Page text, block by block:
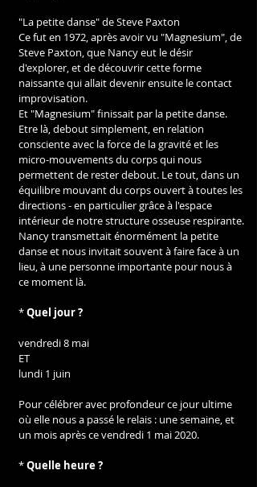
"La petite danse" de Steve Paxton
Ce fut en 1972, après avoir vu "Magnesium", de
Steve Paxton, que Nancy eut le désir
d'explorer, et de découvrir cette forme
naissante qui allait devenir ensuite le contact
improvisation.
Et "Magnesium" finissait par la petite danse.
Etre là, debout simplement, en relation
consciente avec la force de la gravité et les
micro-mouvements du corps qui nous
permettent de rester debout. Le tout, dans un
équilibre mouvant du corps ouvert à toutes les
directions - en particulier grâce à l'espace
intérieur de notre structure osseuse respirante.
Nancy transmettait énormément la petite
danse et nous invitait souvent à faire face à un
lieu, à une personne importante pour nous à
ce moment là.
* Quel jour ?
vendredi 8 mai
ET
lundi 1 juin
Pour célébrer avec profondeur ce jour ultime
où elle nous a passé le relais : une semaine, et
un mois après ce vendredi 1 mai 2020.
* Quelle heure ?